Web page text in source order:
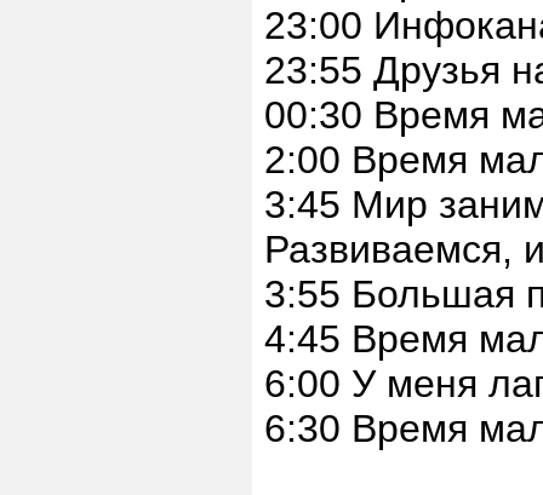
23:00
23:55 Друзья
00:30 Время
2:00 Время
3:45 Мир
Развиваемся,
3:55 Большая
4:45 Время
6:00 У меня
6:30 Время